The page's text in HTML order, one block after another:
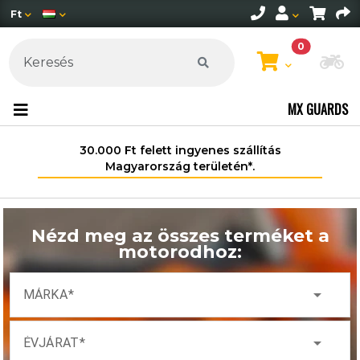
Ft
0
MX GUARDS
30.000 Ft felett ingyenes szállítás
Magyarország területén*.
Nézd meg az összes terméket a
motorodhoz:
MÁRKA arrow_drop_down
ÉVJÁRAT arrow_drop_down